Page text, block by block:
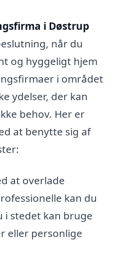
i Døstrup
når du
og hyggeligt hjem
i området
ydelser, der kan
behov. Her er
at benytte sig af
at overlade
kan du
i stedet kan bruge
eller personlige